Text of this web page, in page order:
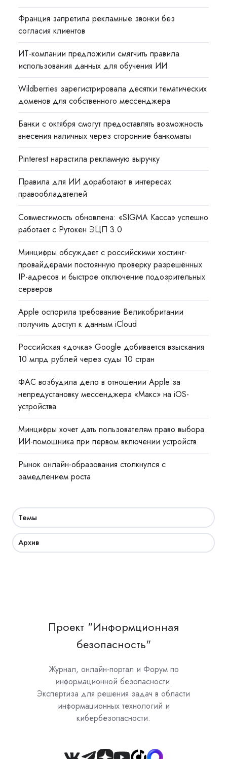
Франция запретила рекламные звонки без
согласия клиентов
ИТ-компании предложили смягчить правила
использования данных для обучения ИИ
Wildberries зарегистрировала десятки тематических
доменов для собственного мессенджера
Банки с октября смогут предоставлять возможность
внесения наличных через сторонние банкоматы
Pinterest нарастила рекламную выручку
Правила для ИИ доработают в интересах
правообладателей
Совместимость обновлена: «SIGMA Касса» успешно
работает с Рутокен ЭЦП 3.0
Минцифры обсуждает с российскими хостинг-
провайдерами постоянную проверку разрешённых
IP-адресов и быстрое отключение подозрительных
серверов
Apple оспорила требование Великобритании
получить доступ к данным iCloud
Российская «дочка» Google добивается взыскания
10 млрд рублей через суды 10 стран
ФАС возбудила дело в отношении Apple за
непредустановку мессенджера «Макс» на iOS-
устройства
Минцифры хочет дать пользователям право выбора
ИИ-помощника при первом включении устройств
Рынок онлайн-образования столкнулся с
замедлением роста
Темы
Архив
Проект "Информционная
безопасность"
Журнал, онлайн-портал и Форум по
информационной безопасности.
Экспертиза для решения задач в области
информационных технологий и
кибербезопасности.